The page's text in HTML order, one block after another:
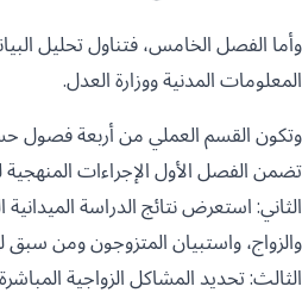
وأما الفصل الخامس، فتناول تحليل
المعلومات المدنية ووزارة العدل.
وتكون القسم العملي من أربعة فصول
تضمن الفصل الأول الإجراءات المنهجية
الثاني: استعرض نتائج الدراسة
والزواج، واستبيان المتزوجون ومن سبق
الثالث: تحديد المشاكل الزواجية